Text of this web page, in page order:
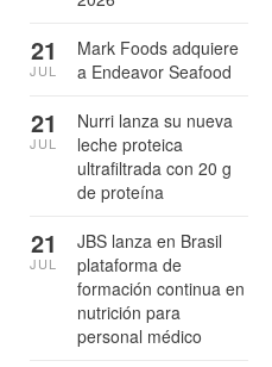
Mark Foods adquiere
a Endeavor Seafood
21
JUL
Nurri lanza su nueva
leche proteica
ultrafiltrada con 20 g
de proteína
21
JUL
JBS lanza en Brasil
plataforma de
formación continua en
nutrición para
personal médico
21
JUL